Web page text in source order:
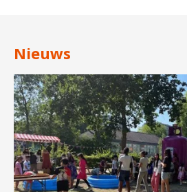
Nieuws